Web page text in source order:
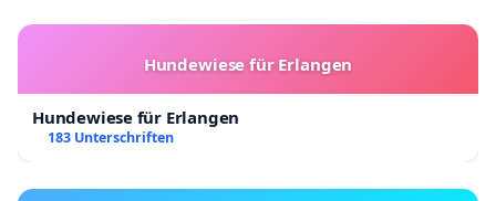
Hundewiese für Erlangen
Hundewiese für Erlangen
183 Unterschriften